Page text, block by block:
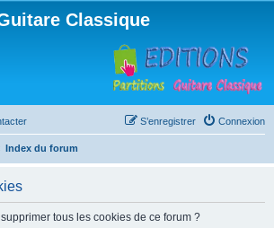
Classique
Connexion
S’enregistrer
Index du forum
tous les cookies de ce forum ?